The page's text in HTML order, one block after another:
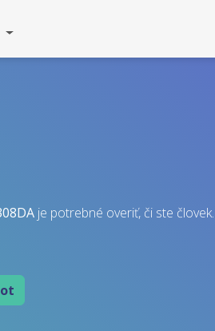
je potrebné overiť, či ste človek.